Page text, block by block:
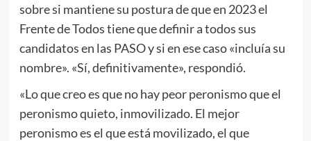
sobre si mantiene su postura de que en 2023 el
Frente de Todos tiene que definir a todos sus
candidatos en las PASO y si en ese caso «incluía su
nombre». «Sí, definitivamente», respondió.
«Lo que creo es que no hay peor peronismo que el
peronismo quieto, inmovilizado. El mejor
peronismo es el que está movilizado, el que